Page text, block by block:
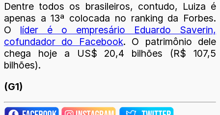
Dentre todos os brasileiros, contudo, Luiza é
apenas a 13ª colocada no ranking da Forbes.
O líder é o empresário Eduardo Saverin,
cofundador do Facebook. O patrimônio dele
chega hoje a US$ 20,4 bilhões (R$ 107,5
bilhões).
(G1)